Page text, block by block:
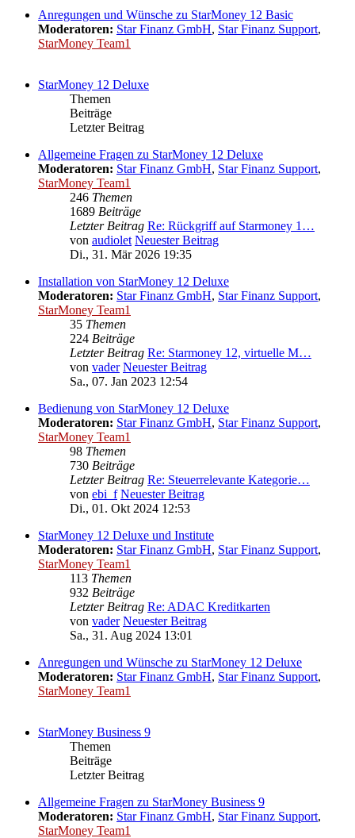
Anregungen und Wünsche zu StarMoney 12 Basic
Moderatoren: Star Finanz GmbH, Star Finanz Support,
StarMoney Team1
StarMoney 12 Deluxe
Themen
Beiträge
Letzter Beitrag
Allgemeine Fragen zu StarMoney 12 Deluxe
Moderatoren: Star Finanz GmbH, Star Finanz Support,
StarMoney Team1
246 Themen
1689 Beiträge
Letzter Beitrag Re: Rückgriff auf Starmoney 1…
von audiolet Neuester Beitrag
Di., 31. Mär 2026 19:35
Installation von StarMoney 12 Deluxe
Moderatoren: Star Finanz GmbH, Star Finanz Support,
StarMoney Team1
35 Themen
224 Beiträge
Letzter Beitrag Re: Starmoney 12, virtuelle M…
von vader Neuester Beitrag
Sa., 07. Jan 2023 12:54
Bedienung von StarMoney 12 Deluxe
Moderatoren: Star Finanz GmbH, Star Finanz Support,
StarMoney Team1
98 Themen
730 Beiträge
Letzter Beitrag Re: Steuerrelevante Kategorie…
von ebi_f Neuester Beitrag
Di., 01. Okt 2024 12:53
StarMoney 12 Deluxe und Institute
Moderatoren: Star Finanz GmbH, Star Finanz Support,
StarMoney Team1
113 Themen
932 Beiträge
Letzter Beitrag Re: ADAC Kreditkarten
von vader Neuester Beitrag
Sa., 31. Aug 2024 13:01
Anregungen und Wünsche zu StarMoney 12 Deluxe
Moderatoren: Star Finanz GmbH, Star Finanz Support,
StarMoney Team1
StarMoney Business 9
Themen
Beiträge
Letzter Beitrag
Allgemeine Fragen zu StarMoney Business 9
Moderatoren: Star Finanz GmbH, Star Finanz Support,
StarMoney Team1